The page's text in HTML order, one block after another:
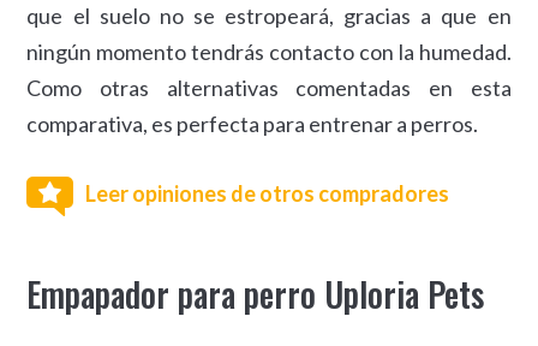
que el suelo no se estropeará, gracias a que en
ningún momento tendrás contacto con la humedad.
Como otras alternativas comentadas en esta
comparativa, es perfecta para entrenar a perros.
Leer opiniones de otros compradores
Empapador para perro Uploria Pets